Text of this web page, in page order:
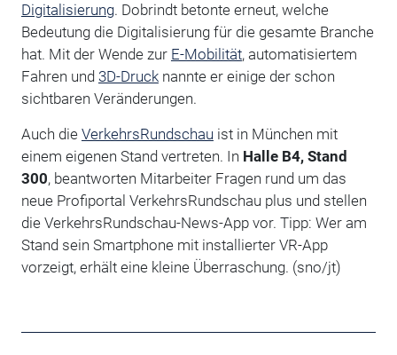
Digitalisierung. Dobrindt betonte erneut, welche
Bedeutung die Digitalisierung für die gesamte Branche
hat. Mit der Wende zur E-Mobilität, automatisiertem
Fahren und 3D-Drucknannte er einige der schon
sichtbaren Veränderungen.
Auch die VerkehrsRundschau ist in München mit
einem eigenen Stand vertreten. In Halle B4, Stand
300, beantworten Mitarbeiter Fragen rund um das
neue Profiportal VerkehrsRundschau plus und stellen
die VerkehrsRundschau-News-App vor. Tipp: Wer am
Stand sein Smartphone mit installierter VR-App
vorzeigt, erhält eine kleine Überraschung. (sno/jt)